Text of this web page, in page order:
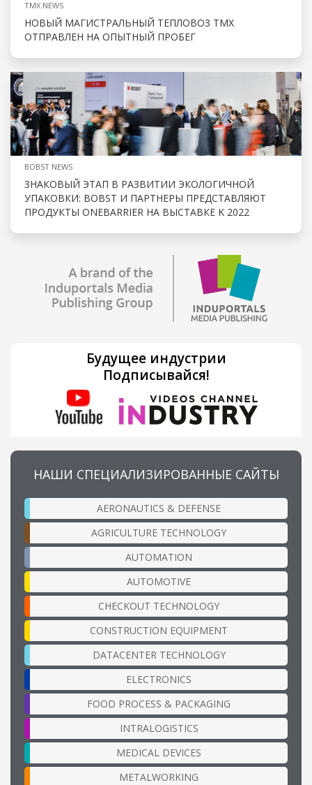
TMX NEWS
НОВЫЙ МАГИСТРАЛЬНЫЙ ТЕПЛОВОЗ ТМХ
ОТПРАВЛЕН НА ОПЫТНЫЙ ПРОБЕГ
BOBST NEWS
ЗНАКОВЫЙ ЭТАП В РАЗВИТИИ ЭКОЛОГИЧНОЙ
УПАКОВКИ: BOBST И ПАРТНЕРЫ ПРЕДСТАВЛЯЮТ
ПРОДУКТЫ ONEBARRIER НА ВЫСТАВКЕ K 2022
Будущее индустрии
Подписывайся!
НАШИ СПЕЦИАЛИЗИРОВАННЫЕ САЙТЫ
AERONAUTICS & DEFENSE
AGRICULTURE TECHNOLOGY
AUTOMATION
AUTOMOTIVE
CHECKOUT TECHNOLOGY
CONSTRUCTION EQUIPMENT
DATACENTER TECHNOLOGY
ELECTRONICS
FOOD PROCESS & PACKAGING
INTRALOGISTICS
MEDICAL DEVICES
METALWORKING